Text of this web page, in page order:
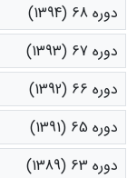
دوره 68 (1394)
دوره 67 (1393)
دوره 66 (1392)
دوره 65 (1391)
دوره 63 (1389)